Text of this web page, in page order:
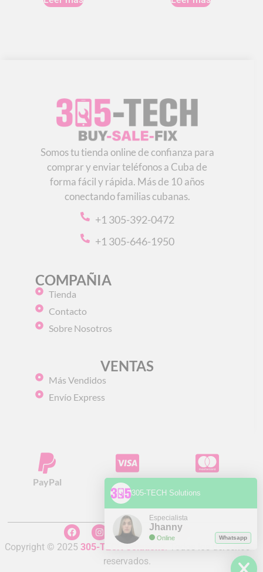
Somos tu tienda online de confianza para
comprar y enviar teléfonos a Cuba de
forma fácil y rápida. Más de 10 años
conectando familias cubanas.
+1 305-392-0472
+1 305-646-1950
COMPAÑIA
Tienda
Contacto
Sobre Nosotros
VENTAS
Más Vendidos
Envío Express
PayPal Visa Mastercard
Copyright © 2025 305-TECH Solutions. Todos los derechos
reservados.
305-TECH Solutions
Especialista
Jhanny
Online Whatsapp